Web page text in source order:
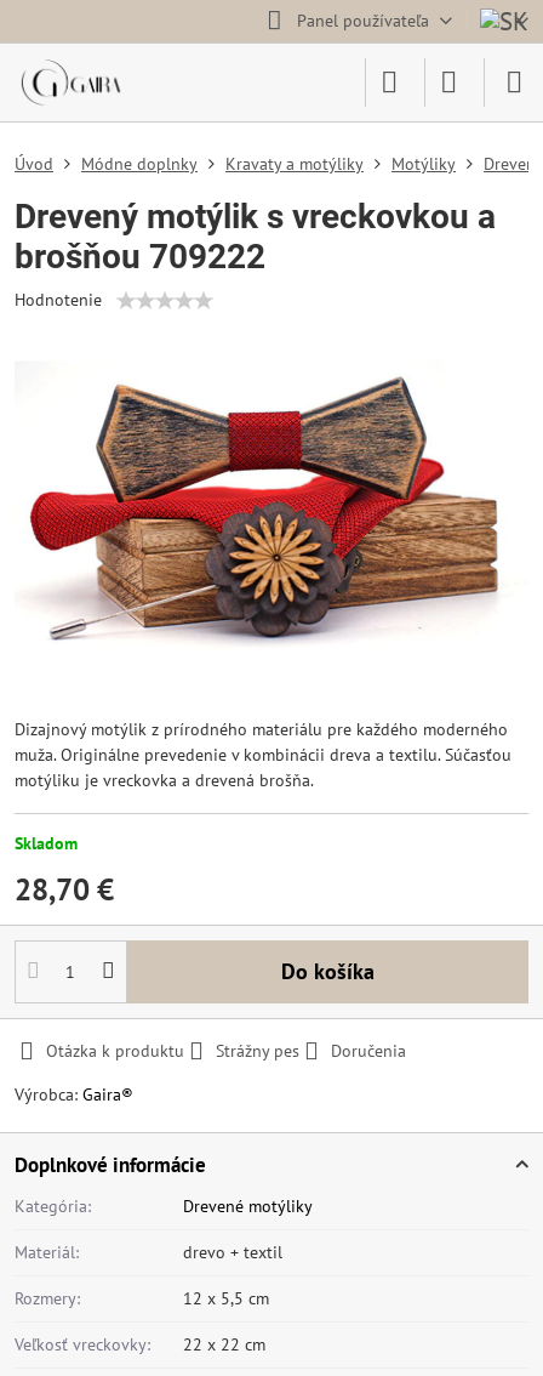
Panel používateľa
Úvod Módne doplnky Kravaty a motýliky Motýliky
Drevený motýlik s vreckovkou a
brošňou 709222
Hodnotenie
Dizajnový motýlik z prírodného materiálu pre každého moderného
muža. Originálne prevedenie v kombinácii dreva a textilu. Súčasťou
motýliku je vreckovka a drevená brošňa.
Skladom
28,70 €
Do košíka
Otázka k produktu Strážny pes
Doručenia
Výrobca: Gaira®
Doplnkové informácie
Kategória: Drevené motýliky
Materiál: drevo + textil
Rozmery: 12 x 5,5 cm
Veľkosť vreckovky: 22 x 22 cm